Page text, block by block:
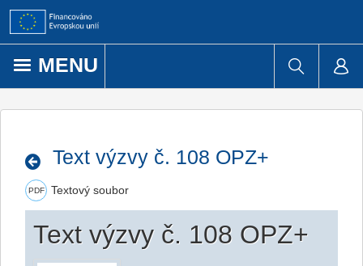
Přejít k obsahu
MENU
Text výzvy č. 108 OPZ+
PDF Textový soubor
Text výzvy č. 108 OPZ+